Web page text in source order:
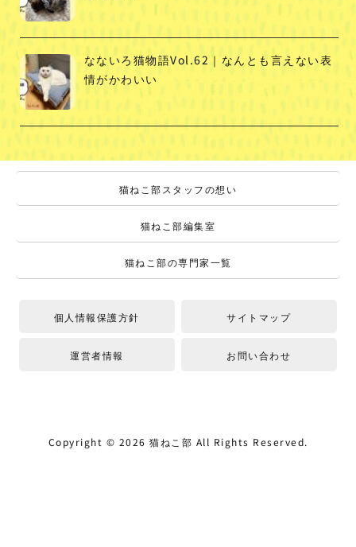
なないろ猫物語Vol.62｜なんとも言えない表
情がかわいい
猫ねこ部スタッフの想い
猫ねこ部編集室
猫ねこ部の専門家一覧
個人情報保護方針 サイトマップ
運営者情報 お問い合わせ
Copyright © 2026 猫ねこ部 All Rights Reserved.